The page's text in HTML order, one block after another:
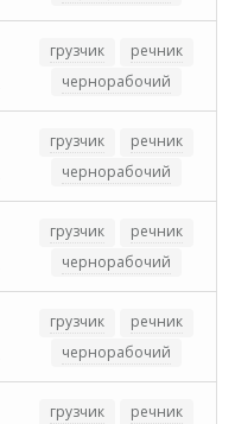
грузчик
речник
чернорабочий
грузчик
речник
чернорабочий
грузчик
речник
чернорабочий
грузчик
речник
чернорабочий
грузчик
речник